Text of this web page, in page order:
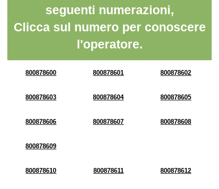
seguenti numerazioni,
Clicca sul numero per conoscere
l'operatore.
800878600 800878601 800878602
800878603 800878604 800878605
800878606 800878607 800878608
800878609
800878610 800878611 800878612